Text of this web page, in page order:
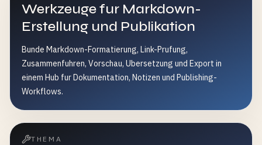
Werkzeuge fur Markdown-
Erstellung und Publikation
Bunde Markdown-Formatierung, Link-Prufung,
Zusammenfuhren, Vorschau, Ubersetzung und Export in
einem Hub fur Dokumentation, Notizen und Publishing-
Workflows.
THEMA